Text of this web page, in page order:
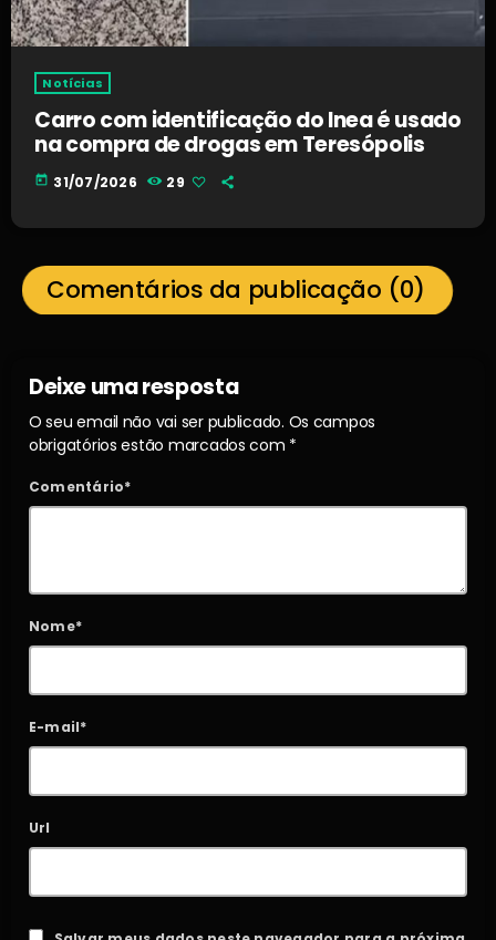
Notícias
Carro com identificação do Inea é usado
na compra de drogas em Teresópolis
today 31/07/2026 29
Comentários da publicação (0)
Deixe uma resposta
O seu email não vai ser publicado. Os campos
obrigatórios estão marcados com *
Comentário*
Nome*
E-mail*
Url